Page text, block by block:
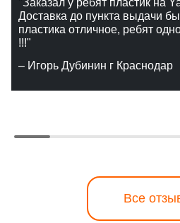
"Заказал у ребят пластик на
Доставка до пункта выдачи
пластика отличное, ребят
!!!"
– Игорь Дубинин г Краснодар
Все